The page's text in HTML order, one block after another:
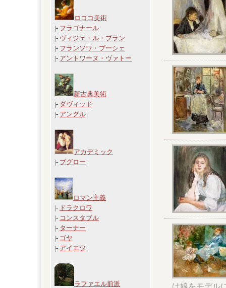
ロココ美術
|- フラゴナール
|- ヴィジェ・ル・ブラン
|- フランソワ・ブーシェ
|- アントワーヌ・ヴァトー
新古典美術
|- ダヴィッド
|- アングル
アカデミック
|- ブグロー
ロマン主義
|- ドラクロワ
|- コンスタブル
|- ターナー
|- ゴヤ
|- アイエツ
ラファエル前派